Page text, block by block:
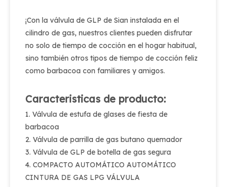
¡Con la válvula de GLP de Sian instalada en el
cilindro de gas, nuestros clientes pueden disfrutar
no solo de tiempo de cocción en el hogar habitual,
sino también otros tipos de tiempo de cocción feliz
como barbacoa con familiares y amigos.
Caracteristicas de producto:
1. Válvula de estufa de glases de fiesta de
barbacoa
2. Válvula de parrilla de gas butano quemador
3. Válvula de GLP de botella de gas segura
4. COMPACTO AUTOMÁTICO AUTOMÁTICO
CINTURA DE GAS LPG VÁLVULA